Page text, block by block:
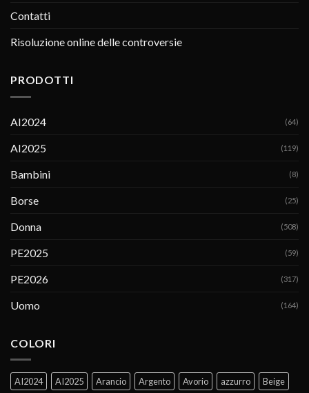
Contatti
Risoluzione online delle controversie
PRODOTTI
AI2024 (64)
AI2025 (119)
Bambini (8)
Borse (25)
Donna (508)
PE2025 (59)
PE2026 (317)
Uomo (164)
COLORI
AI2024 AI2025 Arancio Argento Avorio azzurro Beige